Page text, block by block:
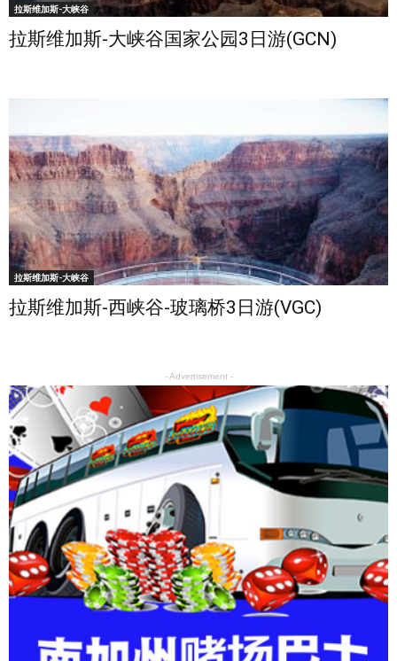
拉斯维加斯-大峡谷
拉斯维加斯-大峡谷国家公园3日游(GCN)
拉斯维加斯-大峡谷
拉斯维加斯-西峡谷-玻璃桥3日游(VGC)
- Advertisement -